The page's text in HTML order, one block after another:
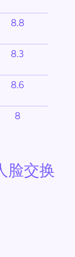
8.8
8.3
8.6
8
脸交换